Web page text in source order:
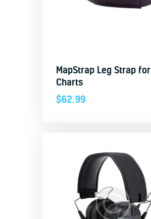
MapStrap Leg Strap for
Charts
$62.99